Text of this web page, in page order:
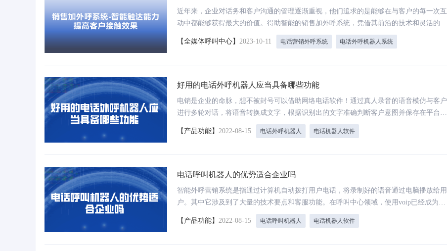
近年来，企业对话务和客户沟通的管理逐渐重视，他们追求的是能够在与客户的每一次互
动中都能够获得最大的价值。得助智能的销售加外呼系统，凭借其前沿的技术和灵活的功
能，满足了这一需求，帮助企业更高效地与客户沟通、提高转化率。
【全媒体呼叫中心】 2023-10-11 电话营销外呼系统 电话外呼机器人系统
好用的电话外呼机器人应当具备哪些功能
电销是企业的命脉，想不被封号可以借助网络电话软件！通过真人录音的语音模仿与客户
进行多轮对话，将语音转换成文字，根据识别出的文字准确判断客户意图并保存在平台数
据库中3个月后即可自动清除并恢复。
【产品功能】 2022-08-15 电话外呼机器人 电话机器人软件
电话呼叫机器人的优势适合企业吗
智能外呼营销系统是指通过计算机自动拨打用户电话，将录制好的语音通过电脑播放给用
户。其中它涉及到了大量的技术要点和客服功能。在呼叫中心领域，使用voip已经成为一
个非常普遍的词汇。目前，市场上有很多智能语音呼叫系统。但许多企业并不清楚应该如
何选择这种软件。
【产品功能】 2022-08-15 电话呼叫机器人 电话机器人软件
估》领导者
支持报告/文案/标书，快速完成高质量内容
知识库
1分钟解析百页文档，AI提供搜问一体功能
AI应用开发平台 得助大模型平台